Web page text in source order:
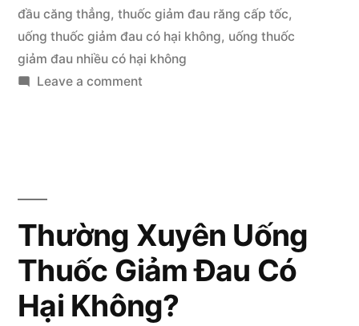
Có
Hại
Không?”
đầu căng thẳng, thuốc giảm đau răng cấp tốc,
uống thuốc giảm đau có hại không, uống thuốc
giảm đau nhiều có hại không
Leave a commenton
Hại
Không?
Thường Xuyên Uống
Thuốc Giảm Đau Có
Hại Không?